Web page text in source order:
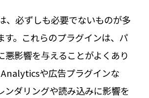
、必ずしも必要でないものが多
す。これらのプラグインは、パ
悪影響を与えることがよくあり
や広告プラグインな
ンダリングや読み込みに影響を